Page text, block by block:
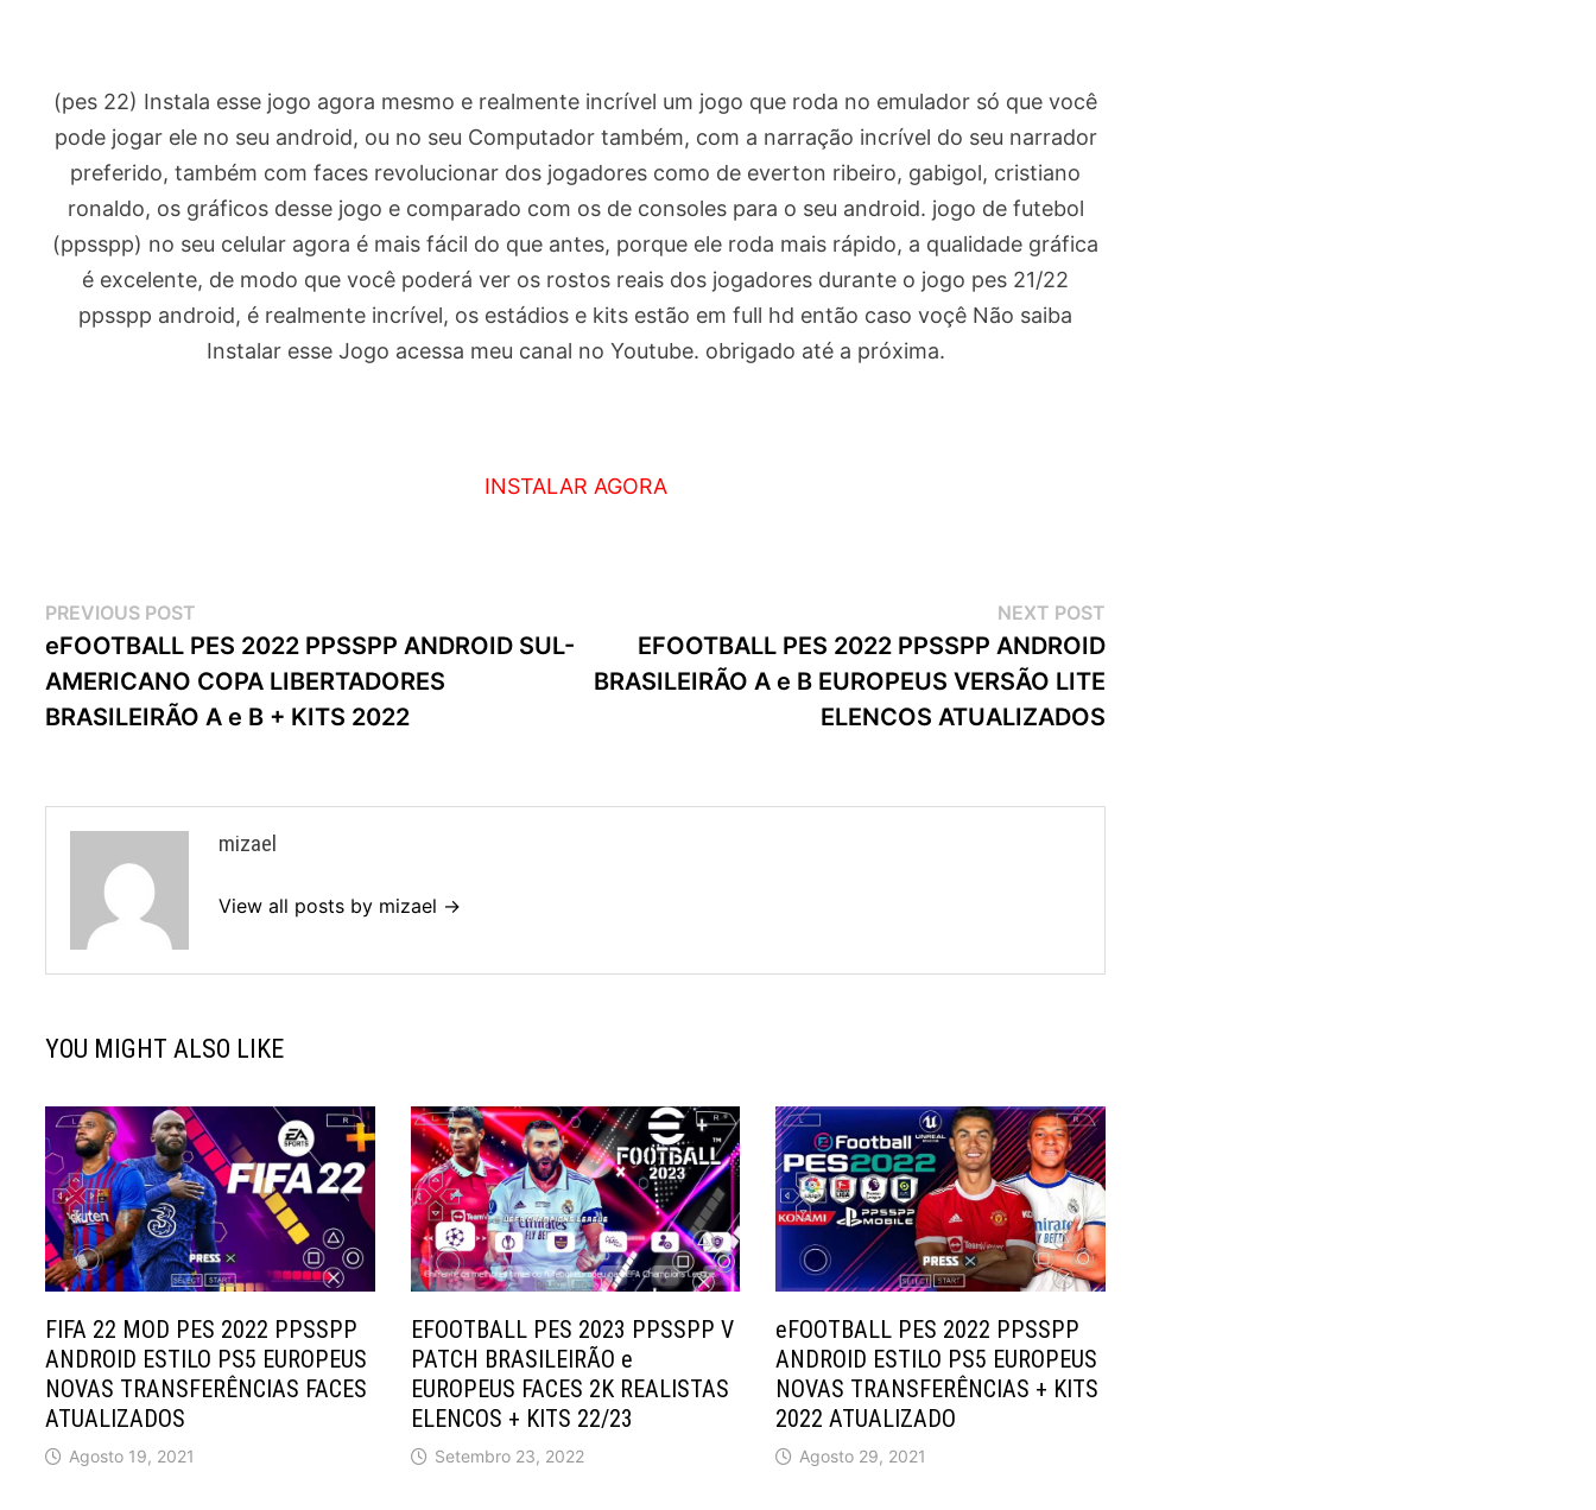
(pes 22) Instala esse jogo agora mesmo e realmente incrível um jogo que roda no emulador só que você
pode jogar ele no seu android, ou no seu Computador também, com a narração incrível do seu narrador
preferido, também com faces revolucionar dos jogadores como de everton ribeiro, gabigol, cristiano
ronaldo, os gráficos desse jogo e comparado com os de consoles para o seu android. jogo de futebol
(ppsspp) no seu celular agora é mais fácil do que antes, porque ele roda mais rápido, a qualidade gráfica
é excelente, de modo que você poderá ver os rostos reais dos jogadores durante o jogo pes 21/22
ppsspp android, é realmente incrível, os estádios e kits estão em full hd então caso voçê Não saiba
Instalar esse Jogo acessa meu canal no Youtube. obrigado até a próxima.
INSTALAR AGORA
Navegação
de
artigos
PREVIOUS POST
post:
eFOOTBALL PES 2022 PPSSPP ANDROID SUL-
AMERICANO COPA LIBERTADORES
BRASILEIRÃO A e B + KITS 2022
NEXT POSTNext
post:
EFOOTBALL PES 2022 PPSSPP ANDROID
BRASILEIRÃO A e B EUROPEUS VERSÃO LITE
ELENCOS ATUALIZADOS
mizael
View all posts by mizael →
YOU MIGHT ALSO LIKE
FIFA 22 MOD PES 2022 PPSSPP
ANDROID ESTILO PS5 EUROPEUS
NOVAS TRANSFERÊNCIAS FACES
ATUALIZADOS
Agosto 19, 2021
EFOOTBALL PES 2023 PPSSPP V
PATCH BRASILEIRÃO e
EUROPEUS FACES 2K REALISTAS
ELENCOS + KITS 22/23
Setembro 23, 2022
eFOOTBALL PES 2022 PPSSPP
ANDROID ESTILO PS5 EUROPEUS
NOVAS TRANSFERÊNCIAS + KITS
2022 ATUALIZADO
Agosto 29, 2021